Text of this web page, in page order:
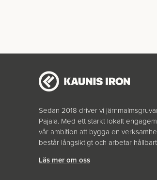
Sedan 2018 driver vi
Pajala. Med ett starkt lokalt
vår ambition att bygga en
består långsiktigt och arbetar
Läs mer om oss